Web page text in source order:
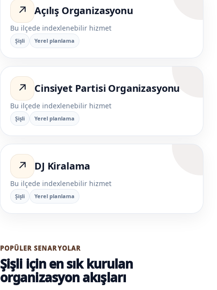
↗ Açılış Organizasyonu
Bu ilçede indexlenebilir hizmet
Şişli Yerel planlama
↗ Cinsiyet Partisi Organizasyonu
Bu ilçede indexlenebilir hizmet
Şişli Yerel planlama
↗ DJ Kiralama
Bu ilçede indexlenebilir hizmet
Şişli Yerel planlama
POPÜLER SENARYOLAR
Şişli için en sık kurulan
organizasyon akışları